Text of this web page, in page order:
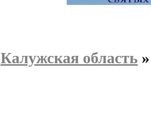
Калужская область